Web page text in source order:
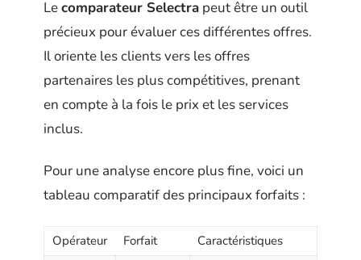
Lecomparateur Selectra peut être un outil
précieux pour évaluer ces différentes offres.
Il oriente les clients vers les offres
partenaires les plus compétitives, prenant
en compte à la fois le prix et les services
inclus.
Pour une analyse encore plus fine, voici un
tableau comparatif des principaux forfaits :
Opérateur Forfait Caractéristiques